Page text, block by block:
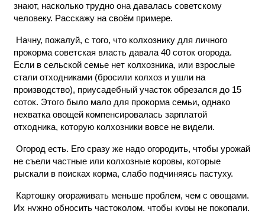
знают, насколько трудно она давалась советскому
человеку. Расскажу на своём примере.
Начну, пожалуй, с того, что колхознику для личного
прокорма советская власть давала 40 соток огорода.
Если в сельской семье нет колхозника, или взрослые
стали отходниками (бросили колхоз и ушли на
производство), приусадебный участок обрезался до 15
соток. Этого было мало для прокорма семьи, однако
нехватка овощей компенсировалась зарплатой
отходника, которую колхозники вовсе не видели.
Огород есть. Его сразу же надо огородить, чтобы урожай
не съели частные или колхозные коровы, которые
рыскали в поисках корма, слабо подчиняясь пастуху.
Картошку огораживать меньше проблем, чем с овощами.
Их нужно обносить частоколом, чтобы куры не покопали.